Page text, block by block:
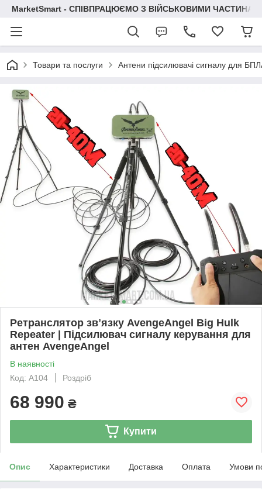
MarketSmart - СПІВПРАЦЮЄМО З ВІЙСЬКОВИМИ
Товари та послуги Антени підсилювачі сигналу для
Ретранслятор звʼязку AvengeAngel Big Hulk
Repeater | Підсилювач сигналу керування для
антен AvengeAngel
В наявності
Код: A104
Роздріб
68 990 ₴
Купити
Опис Характеристики Доставка Оплата Умови